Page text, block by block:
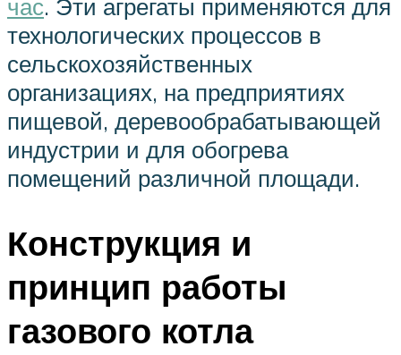
час. Эти агрегаты применяются для
технологических процессов в
сельскохозяйственных
организациях, на предприятиях
пищевой, деревообрабатывающей
индустрии и для обогрева
помещений различной площади.
Конструкция и
принцип работы
газового котла